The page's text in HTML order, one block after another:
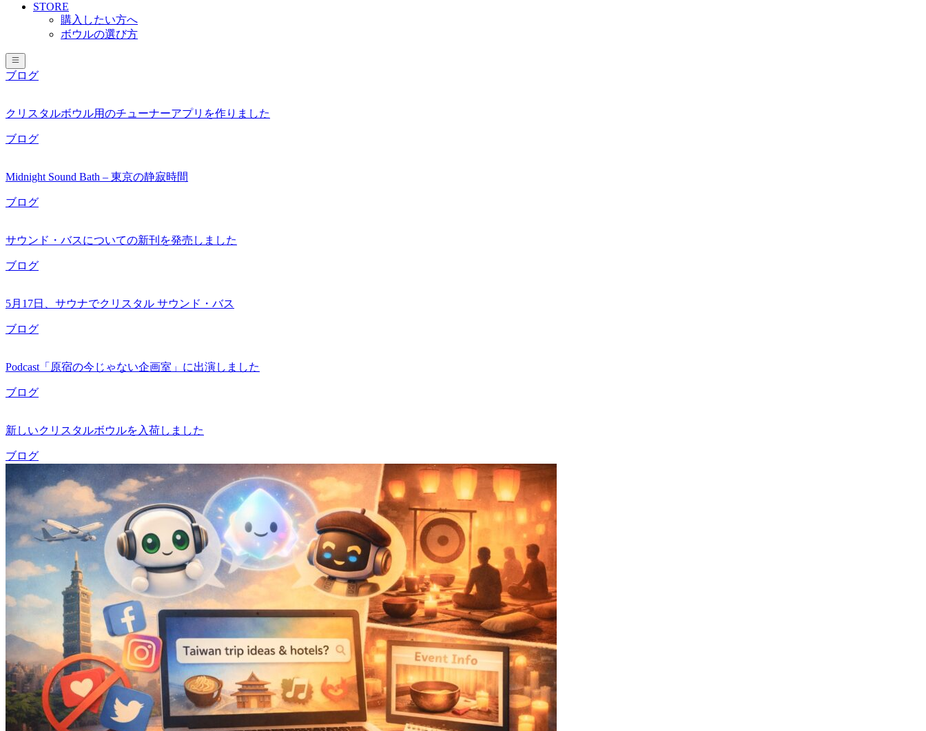
STORE
購入したい方へ
ボウルの選び方
ブログ
クリスタルボウル用のチューナーアプリを作りました
ブログ
Midnight Sound Bath – 東京の静寂時間
ブログ
サウンド・バスについての新刊を発売しました
ブログ
5月17日、サウナでクリスタル サウンド・バス
ブログ
Podcast「原宿の今じゃない企画室」に出演しました
ブログ
新しいクリスタルボウルを入荷しました
ブログ